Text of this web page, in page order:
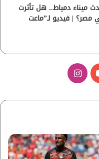
ميناء دمياط.. هل تأثرت
مصر؟ | فيديو لـ”ماعت
ي
و
ت
ق